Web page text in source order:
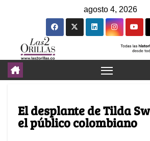
agosto 4, 2026
El desplante de Tilda
el público colombiano